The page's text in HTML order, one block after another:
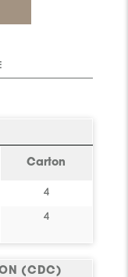
Carton
4
4
(CDC)